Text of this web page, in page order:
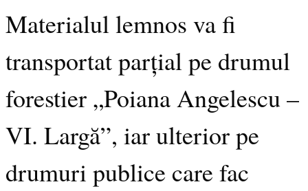
Materialul lemnos va fi
transportat parțial pe drumul
forestier „Poiana Angelescu –
VI. Largă”, iar ulterior pe
drumuri publice care fac